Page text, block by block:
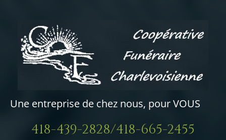
Une entreprise de chez nous, pour VOUS
418-439-2828/418-665-2455